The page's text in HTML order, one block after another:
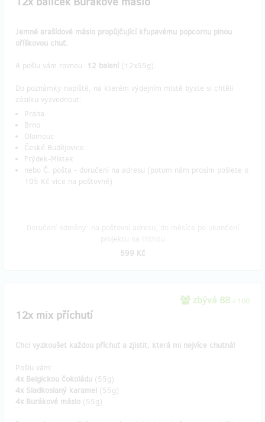
Jemné arašídové máslo propůjčující křupavému popcornu plnou
oříškovou chuť.
A pošlu vám rovnou 12 balení (12x55g).
Do poznámky napiště, na kterém výdejním místě byste si chtěli
zásilku vyzvednout:
Praha
Brno
Olomouc
České Budějovice
Frýdek-Místek
nebo Č. pošta - doručení na adresu (potom nám prosím pošlete o
105 Kč více na poštovné)
599 Kč
zbývá 88 z 100
12x mix příchutí
Chci vyzkoušet každou příchuť a zjistit, která mi nejvíce chutná!
Pošlu vám:
4x Belgickou čokoládu (55g)
4x Sladkoslaný karamel (55g)
4x Burákové máslo (55g)